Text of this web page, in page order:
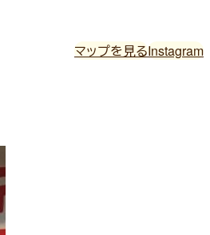
マップを見るInstagram